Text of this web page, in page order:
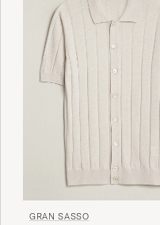
GRAN SASSO